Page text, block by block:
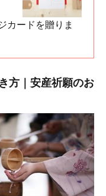
カードを贈りま
方｜安産祈願のお